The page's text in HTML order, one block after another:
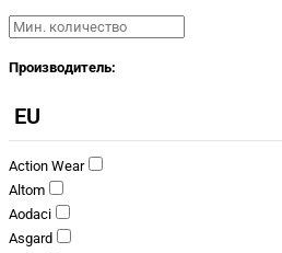
Производитель:
EU
Action Wear
Altom
Aodaci
Asgard